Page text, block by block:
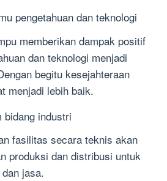
pengetahuan dan teknologi
memberikan dampak positif
dan teknologi menjadi
begitu kesejahteraan
menjadi lebih baik.
bidang industri
fasilitas secara teknis akan
produksi dan distribusi untuk
jasa.